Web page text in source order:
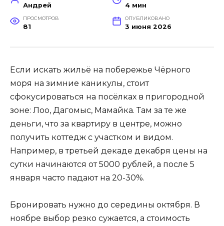
Андрей 4 мин
ПРОСМОТРОВ
81
ОПУБЛИКОВАНО
3 июня 2026
Если искать жильё на побережье Чёрного
моря на зимние каникулы, стоит
сфокусироваться на посёлках в пригородной
зоне: Лоо, Дагомыс, Мамайка. Там за те же
деньги, что за квартиру в центре, можно
получить коттедж с участком и видом.
Например, в третьей декаде декабря цены на
сутки начинаются от 5000 рублей, а после 5
января часто падают на 20-30%.
Бронировать нужно до середины октября. В
ноябре выбор резко сужается, а стоимость